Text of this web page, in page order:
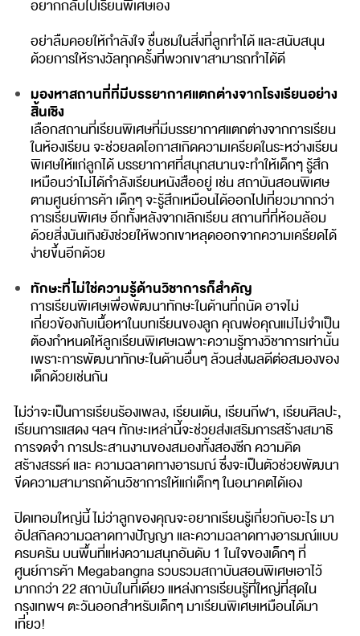
อยากกลับไปเรียนพิเศษเอง
อย่าลืมคอยให้กำลังใจ ชื่นชมในสิ่งที่ลูกทำได้ และสนับสนุน
ด้วยการให้รางวัลทุกครั้งที่พวกเขาสามารถทำได้ดี
มองหาสถานที่ที่มีบรรยากาศแตกต่างจากโรงเรียนอย่าง
สิ้นเชิง
เลือกสถานที่เรียนพิเศษที่มีบรรยากาศแตกต่างจากการเรียน
ในห้องเรียน จะช่วยลดโอกาสเกิดความเครียดในระหว่างเรียน
พิเศษให้แก่ลูกได้ บรรยากาศที่สนุกสนานจะทำให้เด็กๆ รู้สึก
เหมือนว่าไม่ได้กำลังเรียนหนังสืออยู่ เช่น สถาบันสอนพิเศษ
ตามศูนย์การค้า เด็กๆ จะรู้สึกเหมือนได้ออกไปเที่ยวมากกว่า
การเรียนพิเศษ อีกทั้งหลังจากเลิกเรียน สถานที่ที่ห้อมล้อม
ด้วยสิ่งบันเทิงยังช่วยให้พวกเขาหลุดออกจากความเครียดได้
ง่ายขึ้นอีกด้วย
ทักษะที่ไม่ใช่ความรู้ด้านวิชาการก็สำคัญ
การเรียนพิเศษเพื่อพัฒนาทักษะในด้านที่ถนัด อาจไม่
เกี่ยวข้องกับเนื้อหาในบทเรียนของลูก คุณพ่อคุณแม่ไม่จำเป็น
ต้องกำหนดให้ลูกเรียนพิเศษเฉพาะความรู้ทางวิชาการเท่านั้น
เพราะการพัฒนาทักษะในด้านอื่นๆ ล้วนส่งผลดีต่อสมองของ
เด็กด้วยเช่นกัน
ไม่ว่าจะเป็นการเรียนร้องเพลง, เรียนเต้น, เรียนกีฬา, เรียนศิลปะ,
เรียนการแสดง ฯลฯ ทักษะเหล่านี้จะช่วยส่งเสริมการสร้างสมาธิ
การจดจำ การประสานงานของสมองทั้งสองซีก ความคิด
สร้างสรรค์ และ ความฉลาดทางอารมณ์ ซึ่งจะเป็นตัวช่วยพัฒนา
ขีดความสามารถด้านวิชาการให้แก่เด็กๆ ในอนาคตได้เอง
ปิดเทอมใหญ่นี้ ไม่ว่าลูกของคุณจะอยากเรียนรู้เกี่ยวกับอะไร มา
อัปสกิลความฉลาดทางปัญญา และความฉลาดทางอารมณ์แบบ
ครบครัน บนพื้นที่แห่งความสนุกอันดับ 1 ในใจของเด็กๆ ที่
ศูนย์การค้า Megabangna รวบรวมสถาบันสอนพิเศษเอาไว้
มากกว่า 22 สถาบันในที่เดียว แหล่งการเรียนรู้ที่ใหญ่ที่สุดใน
กรุงเทพฯ ตะวันออกสำหรับเด็กๆ มาเรียนพิเศษเหมือนได้มา
เที่ยว!